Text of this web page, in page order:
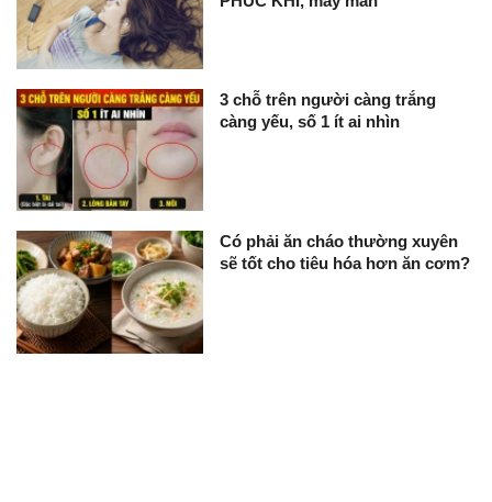
3 chỗ trên người càng trắng
càng yếu, số 1 ít ai nhìn
Có phải ăn cháo thường xuyên
sẽ tốt cho tiêu hóa hơn ăn cơm?